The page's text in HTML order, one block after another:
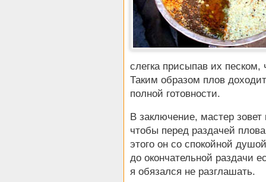
слегка присыпав их
Таким образом плов
полной готовности.
В заключение, мастер
чтобы перед раздачей
этого он со спокойной
до окончательной раздачи
я обязался не разглашать.